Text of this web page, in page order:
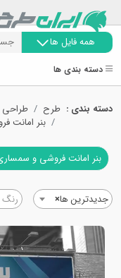
همه فایل ها
دسته بندی ها
دسته بندی : طرح طراحی
بنر امانت
بنر امانت فروشی و
×جدیدترین ها رنگ